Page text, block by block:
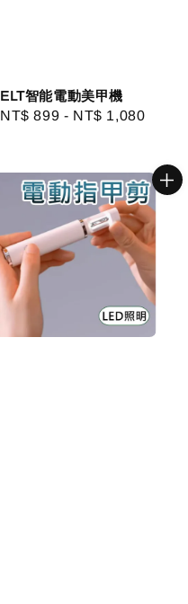
ELT智能電動美甲機
Regular
NT$ 899 - NT$ 1,080